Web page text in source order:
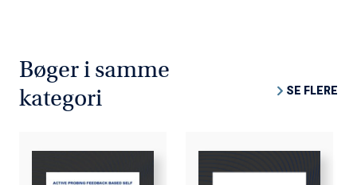
Bøger i samme
kategori
SE FLERE